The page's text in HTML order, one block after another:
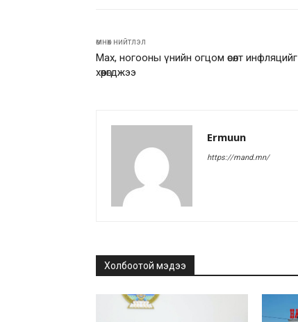
өмнөх нийтлэл
Мах, ногооны үнийн огцом өсөлт инфляцийг
хөөрөгджээ
Ermuun
https://mand.mn/
Холбоотой мэдээ